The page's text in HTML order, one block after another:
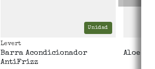
Unidad
Levert
Barra Acondicionador
AntiFrizz
Aloe